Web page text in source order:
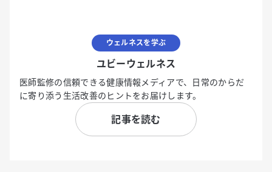
ウェルネスを学ぶ
ユビーウェルネス
医師監修の信頼できる健康情報メディアで、日常のからだ
に寄り添う生活改善のヒントをお届けします。
記事を読む